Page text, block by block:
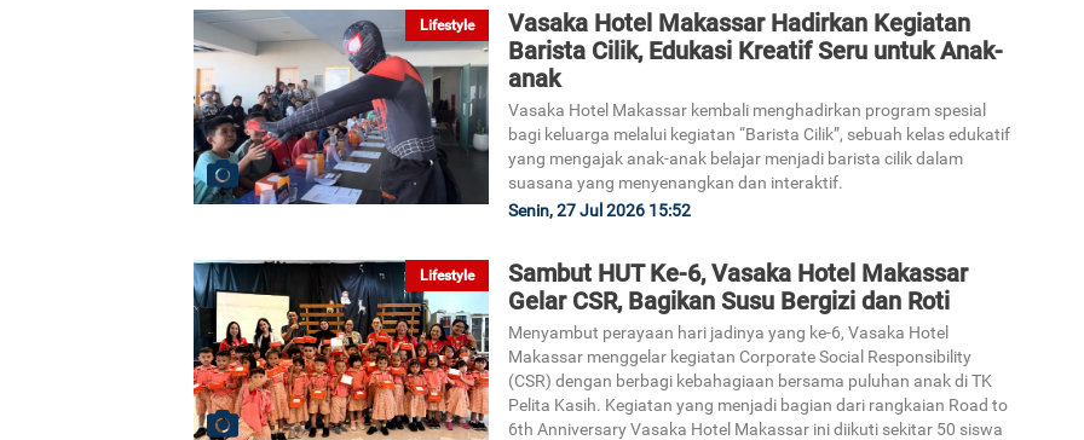
Lifestyle
Vasaka Hotel Makassar Hadirkan Kegiatan
Barista Cilik, Edukasi Kreatif Seru untuk Anak-
anak
Vasaka Hotel Makassar kembali menghadirkan program spesial
bagi keluarga melalui kegiatan “Barista Cilik”, sebuah kelas edukatif
yang mengajak anak-anak belajar menjadi barista cilik dalam
suasana yang menyenangkan dan interaktif.
Senin, 27 Jul 2026 15:52
Lifestyle
Sambut HUT Ke-6, Vasaka Hotel Makassar
Gelar CSR, Bagikan Susu Bergizi dan Roti
Menyambut perayaan hari jadinya yang ke-6, Vasaka Hotel
Makassar menggelar kegiatan Corporate Social Responsibility
(CSR) dengan berbagi kebahagiaan bersama puluhan anak di TK
Pelita Kasih. Kegiatan yang menjadi bagian dari rangkaian Road to
6th Anniversary Vasaka Hotel Makassar ini diikuti sekitar 50 siswa